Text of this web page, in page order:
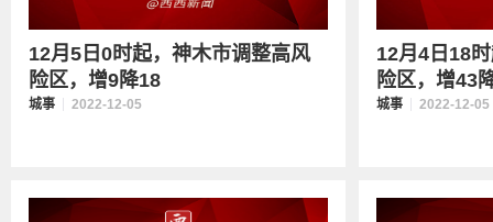
12月5日0时起，神木市调整高风
险区，增9降18
城事 2022-12-05
12月4日18
险区，增43
城事 2022-12-05